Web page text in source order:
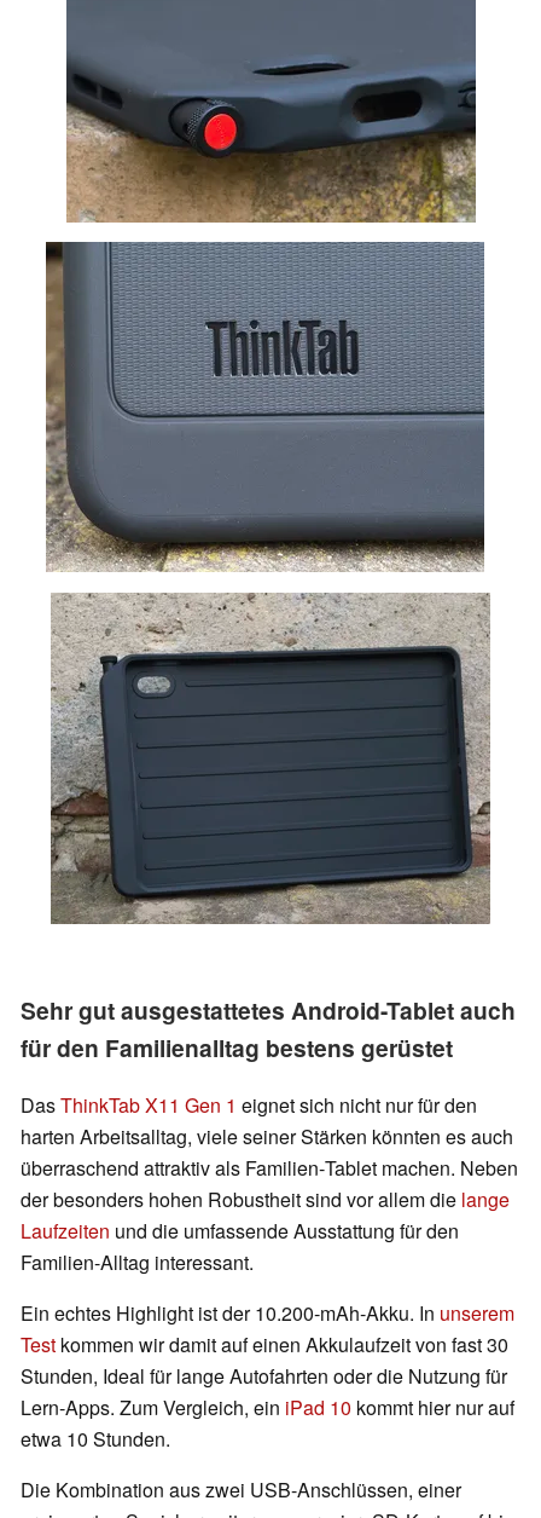
Sehr gut ausgestattetes Android-Tablet auch
für den Familienalltag bestens gerüstet
DasThinkTab X11 Gen 1 eignet sich nicht nur für den
harten Arbeitsalltag, viele seiner Stärken könnten es auch
überraschend attraktiv als Familien‑Tablet machen. Neben
der besonders hohen Robustheit sind vor allem die lange
Laufzeiten und die umfassende Ausstattung für den
Familien-Alltag interessant.
Ein echtes Highlight ist der 10.200‑mAh‑Akku. In unserem
Test kommen wir damit auf einen Akkulaufzeit von fast 30
Stunden, Ideal für lange Autofahrten oder die Nutzung für
Lern‑Apps. Zum Vergleich, ein iPad 10 kommt hier nur auf
etwa 10 Stunden.
Die Kombination aus zwei USB-Anschlüssen, einer